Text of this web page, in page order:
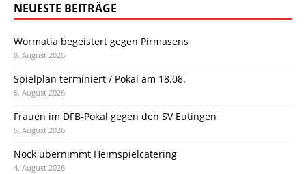
NEUESTE BEITRÄGE
Wormatia begeistert gegen Pirmasens
8. August 2026
Spielplan terminiert / Pokal am 18.08.
6. August 2026
Frauen im DFB-Pokal gegen den SV Eutingen
5. August 2026
Nock übernimmt Heimspielcatering
4. August 2026